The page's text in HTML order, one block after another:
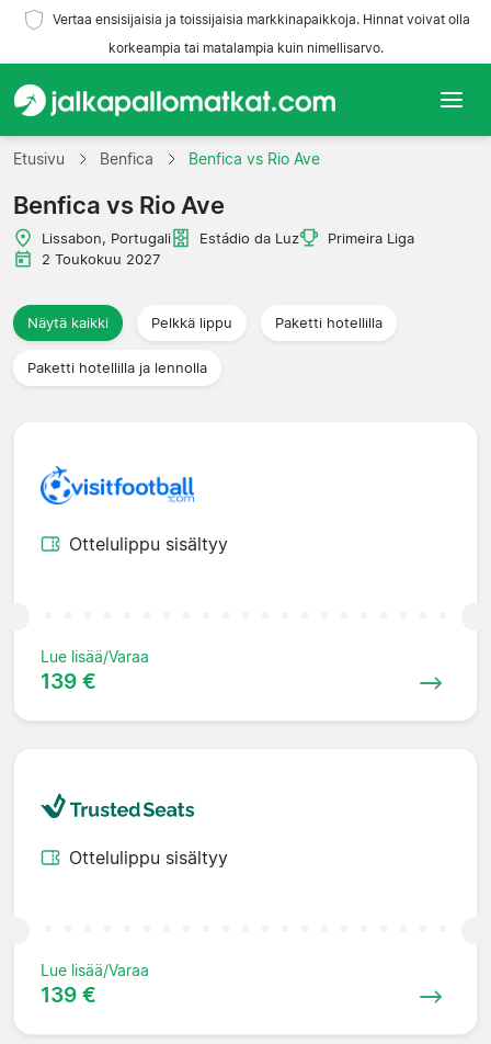
Vertaa ensisijaisia ja toissijaisia markkinapaikkoja. Hinnat voivat olla
korkeampia tai matalampia kuin nimellisarvo.
Etusivu
Joukkueet
Liigat
Matkatoimistoja
Etusivu Benfica Benfica vs Rio Ave
Benfica vs Rio Ave
Lissabon, Portugali Estádio da Luz
Primeira Liga
2 Toukokuu 2027
Näytä kaikki Pelkkä lippu Paketti hotellilla
Paketti hotellilla ja lennolla
Ottelulippu sisältyy
Lue lisää/Varaa
139 €
Ottelulippu sisältyy
Lue lisää/Varaa
139 €